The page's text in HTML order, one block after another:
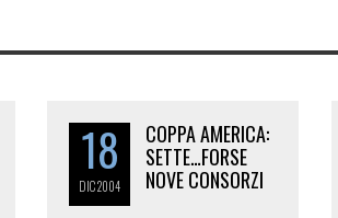
18
DIC2004
COPPA AMERICA:
SETTE…FORSE
NOVE CONSORZI